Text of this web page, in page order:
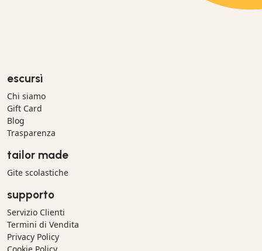
escursì
Chi siamo
Gift Card
Blog
Trasparenza
tailor made
Gite scolastiche
supporto
Servizio Clienti
Termini di Vendita
Privacy Policy